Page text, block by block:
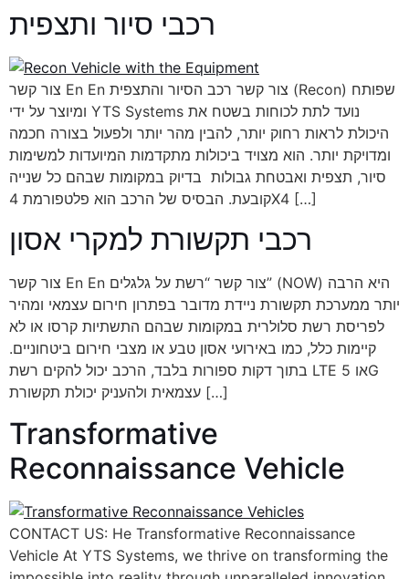
רכבי סיור ותצפית
צור קשר En En צור קשר רכב הסיור והתצפית (Recon) שפותח
ומיוצר על ידי YTS Systems נועד לתת לכוחות בשטח את
היכולת לראות רחוק יותר, להבין מהר יותר ולפעול בצורה חכמה
ומדויקת יותר. הוא מצויד ביכולות מתקדמות המיועדות למשימות
סיור, תצפית ואבטחת גבולות בדיוק במקומות שבהם כל שנייה
קובעת. הבסיס של הרכב הוא פלטפורמת 4X4 […]
רכבי תקשורת למקרי אסון
צור קשר En En צור קשר “רשת על גלגלים” (NOW) היא הרבה
יותר ממערכת תקשורת ניידת מדובר בפתרון חירום עצמאי ומהיר
לפריסת רשת סלולרית במקומות שבהם התשתיות קרסו או לא
קיימות כלל, כמו באירועי אסון טבע או מצבי חירום ביטחוניים.
בתוך דקות ספורות בלבד, הרכב יכול להקים רשת LTE או 5G
עצמאית ולהעניק יכולת תקשורת […]
Transformative
Reconnaissance Vehicle
CONTACT US: He Transformative Reconnaissance
Vehicle At YTS Systems, we thrive on transforming the